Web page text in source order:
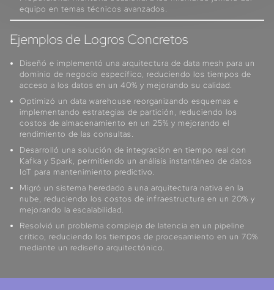
equipo en temas técnicos avanzados.
Ejemplos de Logros Concretos
Diseñó e implementó una arquitectura de data mesh para un
dominio de negocio específico, reduciendo los tiempos de
acceso a los datos en un 40% y mejorando su calidad.
Optimizó un data warehouse reorganizando esquemas e
implementando estrategias de partición, reduciendo los
costos de almacenamiento en un 25% y mejorando el
rendimiento de las consultas.
Desarrolló una solución de integración en tiempo real con
Kafka y Spark, permitiendo un análisis instantáneo de datos
IoT para mantenimiento predictivo.
Migró un sistema heredado a una arquitectura nativa en la
nube, reduciendo los costos de infraestructura en un 20% y
mejorando la escalabilidad.
Resolvió un problema complejo de latencia en un pipeline
crítico, reduciendo los tiempos de procesamiento en un 70%
mediante un rediseño arquitectónico.